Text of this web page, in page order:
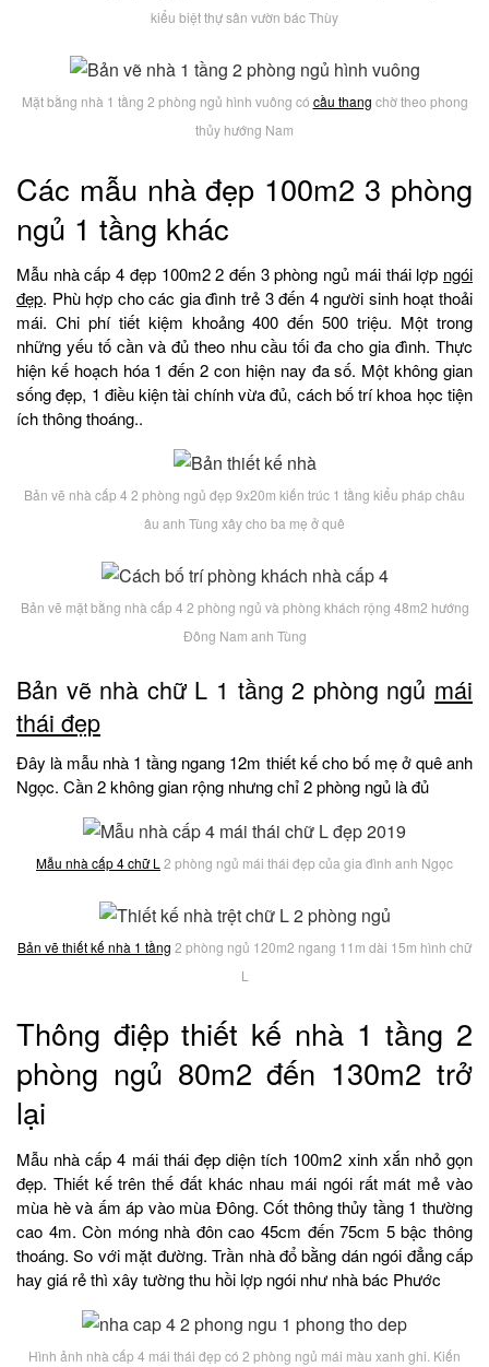
kiểu biệt thự sân vườn bác Thùy
Mặt bằng nhà 1 tầng 2 phòng ngủ hình vuông có cầu thang chờ theo phong
thủy hướng Nam
Các mẫu nhà đẹp 100m2 3 phòng
ngủ 1 tầng khác
Mẫu nhà cấp 4 đẹp 100m2 2 đến 3 phòng ngủ mái thái lợp ngói
đẹp. Phù hợp cho các gia đình trẻ 3 đến 4 người sinh hoạt thoải
mái. Chi phí tiết kiệm khoảng 400 đến 500 triệu. Một trong
những yếu tố cần và đủ theo nhu cầu tối đa cho gia đình. Thực
hiện kế hoạch hóa 1 đến 2 con hiện nay đa số. Một không gian
sống đẹp, 1 điều kiện tài chính vừa đủ, cách bố trí khoa học tiện
ích thông thoáng..
Bản vẽ nhà cấp 4 2 phòng ngủ đẹp 9x20m kiến trúc 1 tầng kiểu pháp châu
âu anh Tùng xây cho ba mẹ ở quê
Bản vẽ mặt bằng nhà cấp 4 2 phòng ngủ và phòng khách rộng 48m2 hướng
Đông Nam anh Tùng
Bản vẽ nhà chữ L 1 tầng 2 phòng ngủ mái
thái đẹp
Đây là mẫu nhà 1 tầng ngang 12m thiết kế cho bố mẹ ở quê anh
Ngọc. Cần 2 không gian rộng nhưng chỉ 2 phòng ngủ là đủ
Mẫu nhà cấp 4 chữ L 2 phòng ngủ mái thái đẹp của gia đình anh Ngọc
Bản vẽ thiết kế nhà 1 tầng 2 phòng ngủ 120m2 ngang 11m dài 15m hình chữ
L
Thông điệp thiết kế nhà 1 tầng 2
phòng ngủ 80m2 đến 130m2 trở
lại
Mẫu nhà cấp 4 mái thái đẹp diện tích 100m2 xinh xắn nhỏ gọn
đẹp. Thiết kế trên thế đất khác nhau mái ngói rất mát mẻ vào
mùa hè và ấm áp vào mùa Đông. Cốt thông thủy tầng 1 thường
cao 4m. Còn móng nhà đôn cao 45cm đến 75cm 5 bậc thông
thoáng. So với mặt đường. Trần nhà đổ bằng dán ngói đẳng cấp
hay giá rẻ thì xây tường thu hồi lợp ngói như nhà bác Phước
Hình ảnh nhà cấp 4 mái thái đẹp có 2 phòng ngủ mái màu xanh ghi. Kiến